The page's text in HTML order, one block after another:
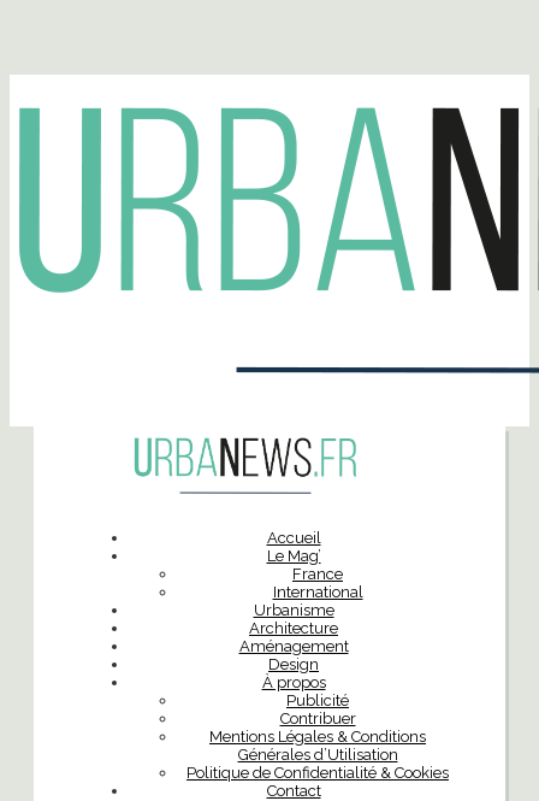
Accueil
Le Mag’
France
International
Urbanisme
Architecture
Aménagement
Design
À propos
Publicité
Contribuer
Mentions Légales & Conditions
Générales d’Utilisation
Politique de Confidentialité & Cookies
Contact